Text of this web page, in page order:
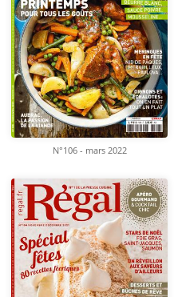
N°106 - mars 2022